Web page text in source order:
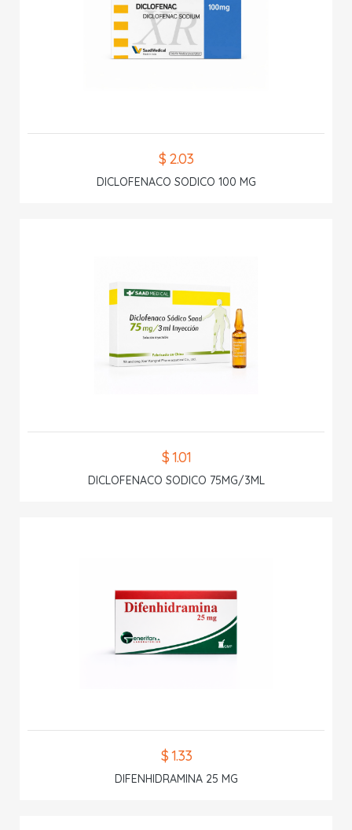
$ 2.03
DICLOFENACO SODICO 100 MG
$ 1.01
DICLOFENACO SODICO 75MG/3ML
$ 1.33
DIFENHIDRAMINA 25 MG